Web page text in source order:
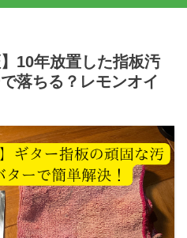
10年放置した指板汚
落ちる？レモンオイ